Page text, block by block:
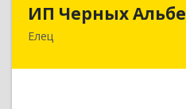
ИП Черных
Елец
399771, Липецкая обл,